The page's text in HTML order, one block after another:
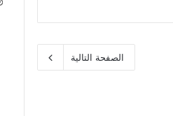
الصفحة التالية